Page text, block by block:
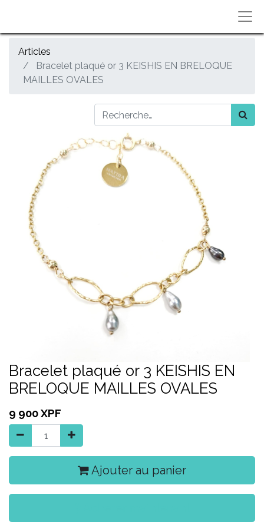
Articles
Bracelet plaqué or 3 KEISHIS EN BRELOQUE
MAILLES OVALES
Bracelet plaqué or 3 KEISHIS EN
BRELOQUE MAILLES OVALES
9 900XPF
Ajouter au panier